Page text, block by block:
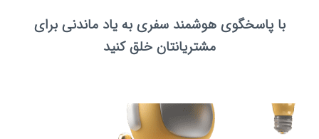
با پاسخگوی هوشمند سفری به یاد ماندنی برای
مشتریانتان خلق کنید